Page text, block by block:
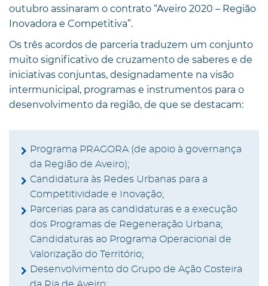
outubro assinaram o contrato “Aveiro 2020 – Região
Inovadora e Competitiva”.
Os três acordos de parceria traduzem um conjunto
muito significativo de cruzamento de saberes e de
iniciativas conjuntas, designadamente na visão
intermunicipal, programas e instrumentos para o
desenvolvimento da região, de que se destacam:
Programa PRAGORA (de apoio à governança
da Região de Aveiro);
Candidatura às Redes Urbanas para a
Competitividade e Inovação;
Parcerias para as candidaturas e a execução
dos Programas de Regeneração Urbana;
Candidaturas ao Programa Operacional de
Valorização do Território;
Desenvolvimento do Grupo de Ação Costeira
da Ria de Aveiro;